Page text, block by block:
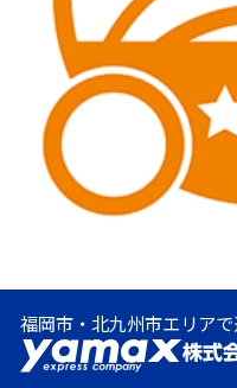
福岡市・北九州市エリア